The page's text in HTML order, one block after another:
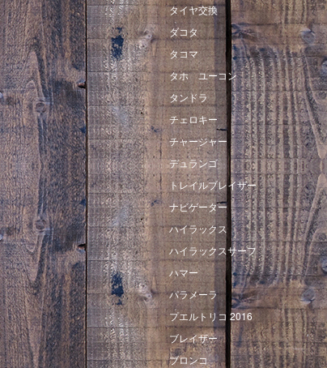
タイヤ交換
ダコタ
タコマ
タホ ユーコン
タンドラ
チェロキー
チャージャー
デュランゴ
トレイルブレイザー
ナビゲーター
ハイラックス
ハイラックスサーフ
ハマー
パラメーラ
プエルトリコ 2016
ブレイザー
ブロンコ